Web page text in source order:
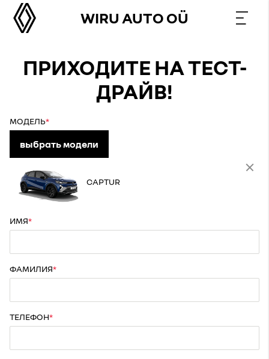
WIRU AUTO OÜ
ПРИХОДИТЕ НА ТЕСТ-
ДРАЙВ!
МОДЕЛЬ
выбрать модели
CAPTUR
ИМЯ
ФАМИЛИЯ
ТЕЛЕФОН